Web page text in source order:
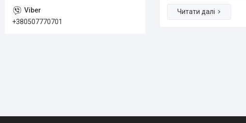
+380507770701